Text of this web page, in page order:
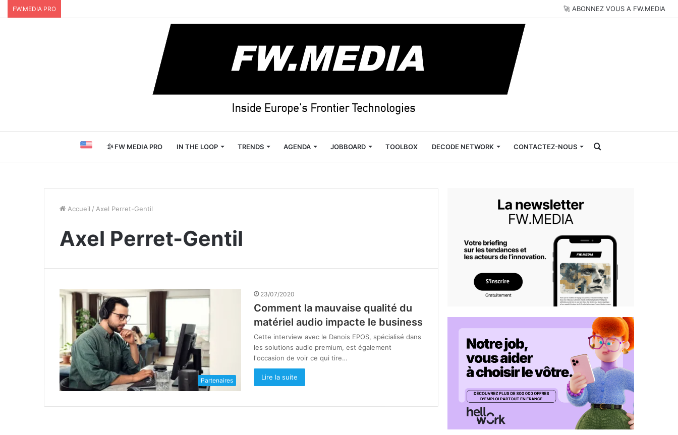
FW.MEDIA PRO 🚀 ABONNEZ VOUS A FW.MEDIA
FW MEDIA PRO IN THE LOOP TRENDS AGENDA JOBBOARD TOOLBOX DECODE NETWORK CONTACTEZ-NOUS Rechercher
Accueil / Axel Perret-Gentil
Axel Perret-Gentil
Partenaires
23/07/2020
Comment la mauvaise qualité du
matériel audio impacte le business
Cette interview avec le Danois EPOS, spécialisé dans
les solutions audio premium, est également
l'occasion de voir ce qui tire…
Lire la suite